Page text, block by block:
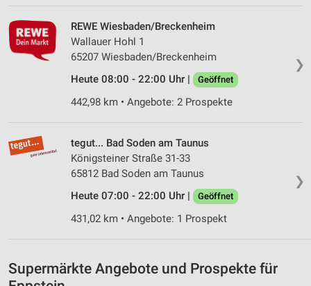
❯
REWE Wiesbaden/Breckenheim
Wallauer Hohl 1
65207 Wiesbaden/Breckenheim
Heute 08:00 - 22:00 Uhr |
Geöffnet
442,98 km • Angebote: 2 Prospekte
❯
tegut... Bad Soden am Taunus
Königsteiner Straße 31-33
65812 Bad Soden am Taunus
Heute 07:00 - 22:00 Uhr |
Geöffnet
431,02 km • Angebote: 1 Prospekt
Supermärkte Angebote und Prospekte für